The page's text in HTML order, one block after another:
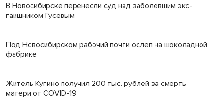
В Новосибирске перенесли суд над заболевшим экс-
гаишником Гусевым
Под Новосибирском рабочий почти ослеп на шоколадной
фабрике
Житель Купино получил 200 тыс. рублей за смерть
матери от COVID-19